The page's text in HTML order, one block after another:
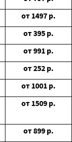
от 1497 р.
от395 р.
от991 р.
от252 р.
от 1001 р.
от 1509 р.
от899 р.